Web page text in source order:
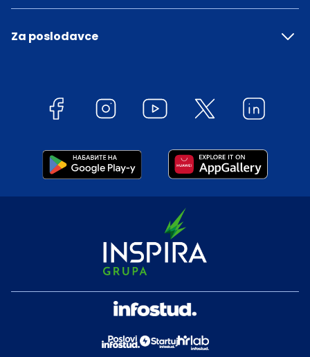
Za poslodavce